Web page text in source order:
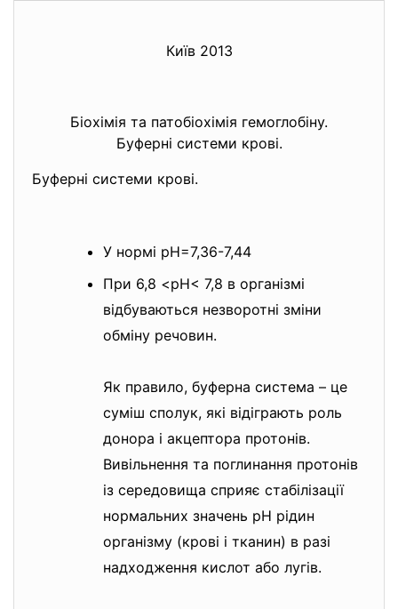
Київ 2013
Біохімія та патобіохімія гемоглобіну.
Буферні системи крові.
Буферні системи крові.
У нормі рН=7,36-7,44
При 6,8 <рН< 7,8 в організмі
відбуваються незворотні зміни
обміну речовин.
Як правило, буферна система – це
суміш сполук, які відіграють роль
донора і акцептора протонів.
Вивільнення та поглинання протонів
із середовища сприяє стабілізації
нормальних значень рН рідин
організму (крові і тканин) в разі
надходження кислот або лугів.